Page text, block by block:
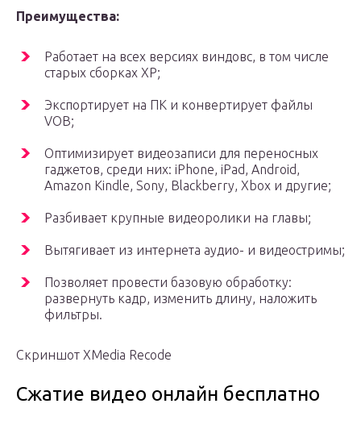
Преимущества:
Работает на всех версиях виндовс, в том числе
старых сборках XP;
Экспортирует на ПК и конвертирует файлы
VOB;
Оптимизирует видеозаписи для переносных
гаджетов, среди них: iPhone, iPad, Android,
Amazon Kindle, Sony, Blackberry, Xbox и другие;
Разбивает крупные видеоролики на главы;
Вытягивает из интернета аудио- и видеостримы;
Позволяет провести базовую обработку:
развернуть кадр, изменить длину, наложить
фильтры.
Скриншот XMedia Recode
Сжатие видео онлайн бесплатно